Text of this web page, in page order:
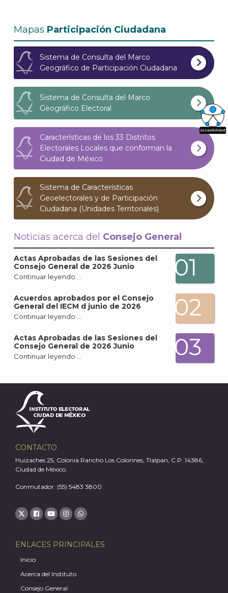
Mapas Participación Ciudadana
Sistema de Consulta del Marco
Geográfico de Participación Ciudadana
Sistema de Consulta del Marco
Geográfico Electoral
Características de los 33 Distritos
Electorales Locales que conforman la
Ciudad de México
Sistema de Características
Geoelectorales y de Participación
Ciudadana (Unidades Territoriales)
Noticias acerca del Consejo General
Actas Aprobadas de las Sesiones del
Consejo General de 2026 Junio
Continuar leyendo … 01
Acuerdos aprobados por el Consejo
General del IECM d junio de 2026
Continuar leyendo … 02
Actas Aprobadas de las Sesiones del
Consejo General de 2026 Junio
Continuar leyendo … 03
CONTACTO
Huizaches 25, Colonia Rancho Los Colorines, Tlalpan, C.P. 14386,
Ciudad de México.
Conmutador: (55) 5483 3800
ENLACES PRINCIPALES
Inicio
Acerca del Instituto
Consejo General